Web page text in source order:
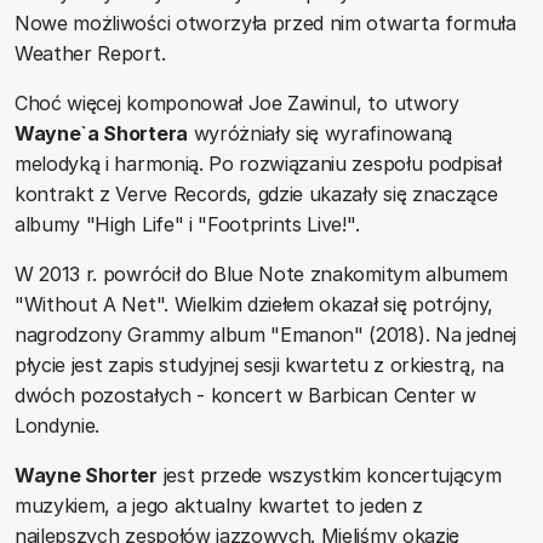
Nowe możliwości otworzyła przed nim otwarta formuła
Weather Report.
Choć więcej komponował Joe Zawinul, to utwory
Wayne`a Shortera wyróżniały się wyrafinowaną
melodyką i harmonią. Po rozwiązaniu zespołu podpisał
kontrakt z Verve Records, gdzie ukazały się znaczące
albumy "High Life" i "Footprints Live!".
W 2013 r. powrócił do Blue Note znakomitym albumem
"Without A Net". Wielkim dziełem okazał się potrójny,
nagrodzony Grammy album "Emanon" (2018). Na jednej
płycie jest zapis studyjnej sesji kwartetu z orkiestrą, na
dwóch pozostałych - koncert w Barbican Center w
Londynie.
Wayne Shorter jest przede wszystkim koncertującym
muzykiem, a jego aktualny kwartet to jeden z
najlepszych zespołów jazzowych. Mieliśmy okazję